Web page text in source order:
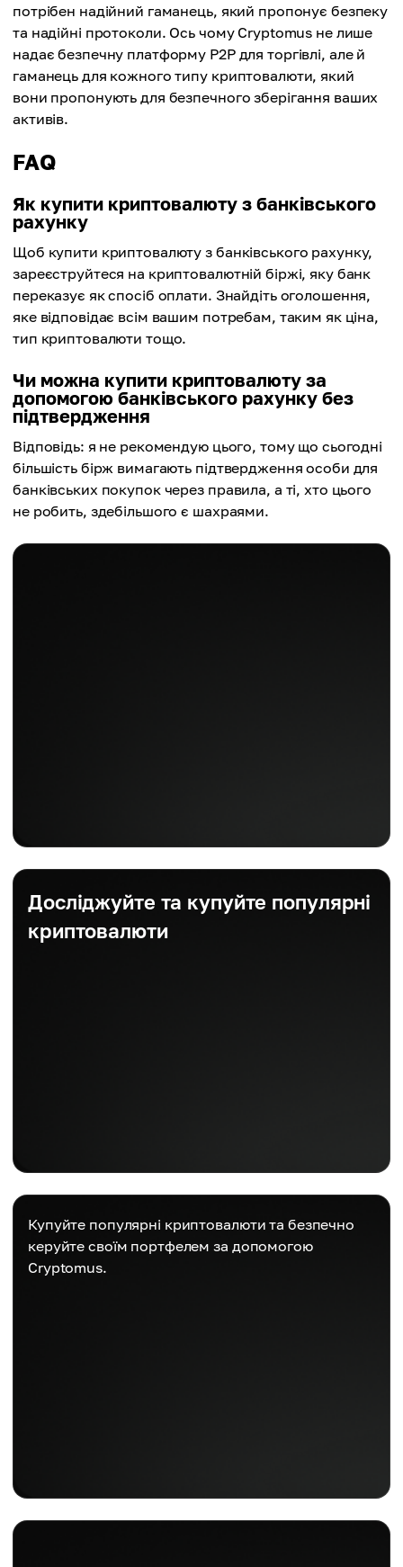
потрібен надійний гаманець, який пропонує безпеку
та надійні протоколи. Ось чому Cryptomus не лише
надає безпечну платформу P2P для торгівлі, але й
гаманець для кожного типу криптовалюти, який
вони пропонують для безпечного зберігання ваших
активів.
FAQ
Як купити криптовалюту з банківського
рахунку
Щоб купити криптовалюту з банківського рахунку,
зареєструйтеся на криптовалютній біржі, яку банк
переказує як спосіб оплати. Знайдіть оголошення,
яке відповідає всім вашим потребам, таким як ціна,
тип криптовалюти тощо.
Чи можна купити криптовалюту за
допомогою банківського рахунку без
підтвердження
Відповідь: я не рекомендую цього, тому що сьогодні
більшість бірж вимагають підтвердження особи для
банківських покупок через правила, а ті, хто цього
не робить, здебільшого є шахраями.
Досліджуйте та купуйте популярні
криптовалюти
Купуйте популярні криптовалюти та безпечно
керуйте своїм портфелем за допомогою
Cryptomus.